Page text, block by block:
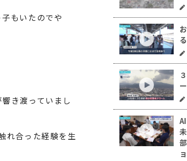
もいたのでや
き渡っていまし
れ合った経験を生
る